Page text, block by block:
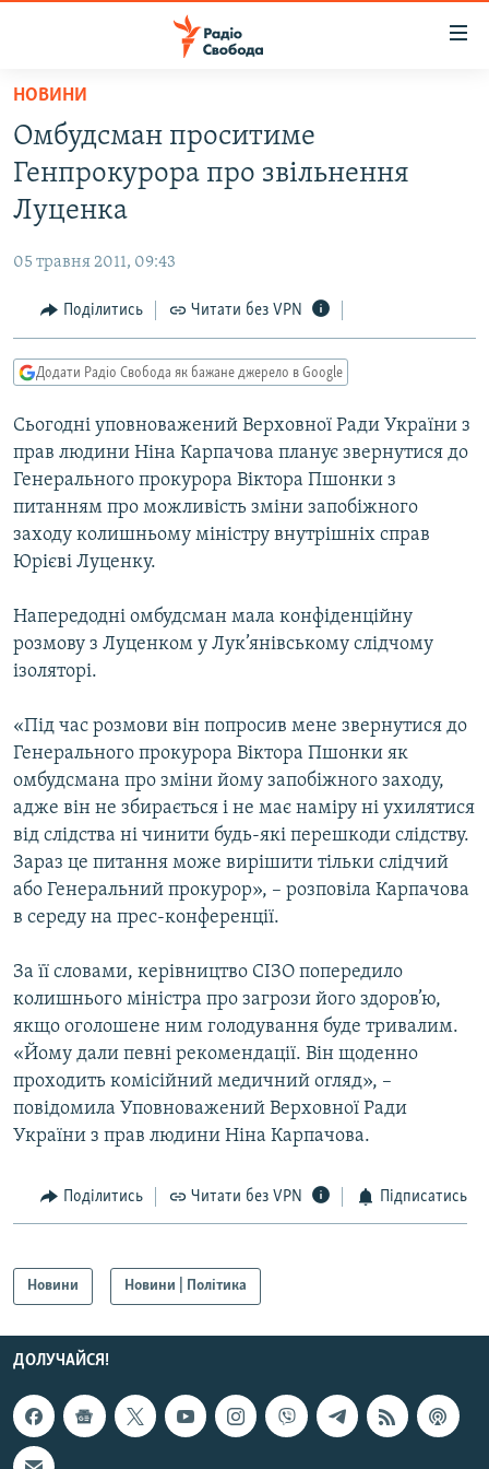
Перейти
основного
матеріалу
Перейти
до
основної
навігації
Перейти
до
пошуку
РАДІО СВОБОДА – 70 РОКІВ
ВСЕ ЗА ДОБУ
СТАТТІ
ЕКОНОМІКА
СУСПІЛЬСТВО
УКРАЇНА
РОСІЙСЬКА «ФІЛЬТРАЦІЯ»
ДОНБАС.РЕАЛІЇ
ТИ ЯК?
СХЕМИ
КИТАЙ.ВИКЛИКИ
МУЛЬТИМЕДІА
ФОТО
ПОДКАСТИ
КРИМ РЕАЛІЇ
РУС
УКР
КТАТ
ДОЛУЧАЙСЯ!
Усі сайти RFE/RL
НОВИНИ
Омбудсман проситиме
Генпрокурора про звільнення
Луценка
05 травня 2011, 09:43
Поділитись Читати без VPN
Додати Радіо Свобода як бажане джерело в Google
Сьогодні уповноважений Верховної Ради України з
прав людини Ніна Карпачова планує звернутися до
Генерального прокурора Віктора Пшонки з
питанням про можливість зміни запобіжного
заходу колишньому міністру внутрішніх справ
Юрієві Луценку.
Напередодні омбудсман мала конфіденційну
розмову з Луценком у Лук’янівському слідчому
ізоляторі.
«Під час розмови він попросив мене звернутися до
Генерального прокурора Віктора Пшонки як
омбудсмана про зміни йому запобіжного заходу,
адже він не збирається і не має наміру ні ухилятися
від слідства ні чинити будь-які перешкоди слідству.
Зараз це питання може вирішити тільки слідчий
або Генеральний прокурор», – розповіла Карпачова
в середу на прес-конференції.
За її словами, керівництво СІЗО попередило
колишнього міністра про загрози його здоров’ю,
якщо оголошене ним голодування буде тривалим.
«Йому дали певні рекомендації. Він щоденно
проходить комісійний медичний огляд», –
повідомила Уповноважений Верховної Ради
України з прав людини Ніна Карпачова.
Поділитись Читати без VPN Підписатись
Новини Новини | Політика
ДОЛУЧАЙСЯ!